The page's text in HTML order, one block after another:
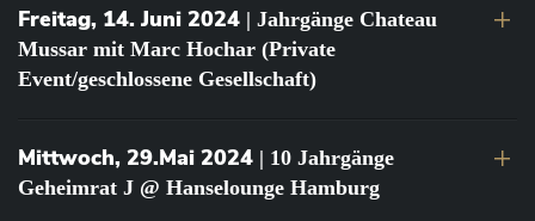
Freitag, 14. Juni 2024 | Jahrgänge Chateau
Mussar mit Marc Hochar (Private
Event/geschlossene Gesellschaft)
Mittwoch, 29.Mai 2024 | 10 Jahrgänge
Geheimrat J @ Hanselounge Hamburg